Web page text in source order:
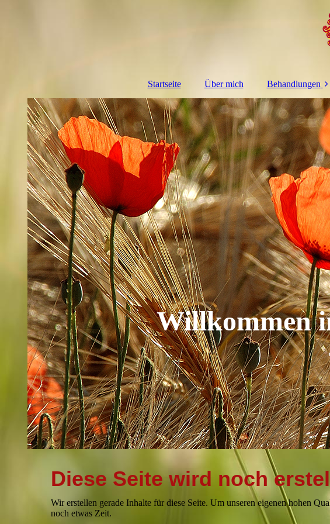
Startseite Über mich Behandlungen
Therapie
Akupunktur
Osteopathie
Klang
Massagen
Reiki
Astrologie
Willkommen
Diese Seite wird noch
Wir erstellen gerade Inhalte für diese Seite. Um unseren eigenen hohen
noch etwas Zeit.